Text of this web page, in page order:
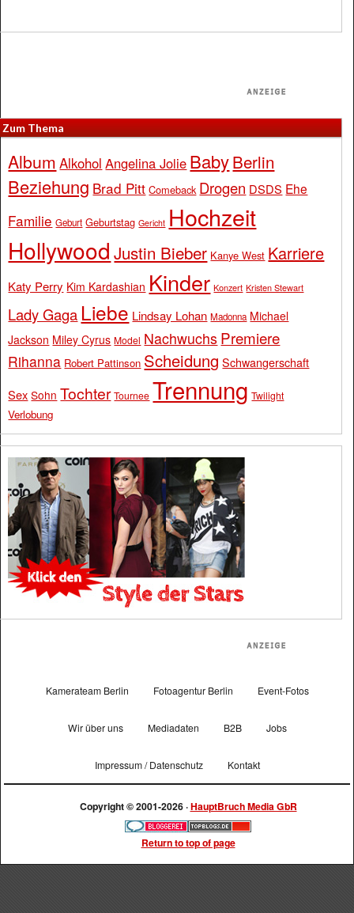
Zum Thema
Album Alkohol Angelina Jolie BabyBerlin
Beziehung Brad Pitt Comeback Drogen DSDS Ehe
Familie Geburt Geburtstag Gericht Hochzeit
Hollywood Justin Bieber Kanye West Karriere
Katy Perry Kim Kardashian Kinder Konzert Kristen Stewart
Lady Gaga Liebe Lindsay Lohan Madonna Michael
Jackson Miley Cyrus Model Nachwuchs Premiere
Rihanna Robert Pattinson Scheidung Schwangerschaft
Sex Sohn Tochter Tournee Trennung Twilight
Verlobung
Kamerateam Berlin Fotoagentur Berlin Event-Fotos
Wir über uns Mediadaten B2B Jobs
Impressum / Datenschutz Kontakt
Copyright © 2001-2026 ·HauptBruch Media GbR
Return to top of page